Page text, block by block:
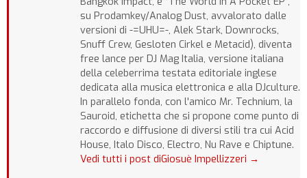
su Prodamkey/Analog Dust, avvalorato dalle
versioni di -=UHU=-, Alek Stark, Downrocks,
Snuff Crew, Gesloten Cirkel e Metacid), diventa
free lance per DJ Mag Italia, versione italiana
della celeberrima testata editoriale inglese
dedicata alla musica elettronica e alla DJculture.
In parallelo fonda, con l'amico Mr. Technium, la
Sauroid, etichetta che si propone come punto di
raccordo e diffusione di diversi stili tra cui Acid
House, Italo Disco, Electro, Nu Rave e Chiptune.
Vedi tutti i post diGiosuè Impellizzeri →